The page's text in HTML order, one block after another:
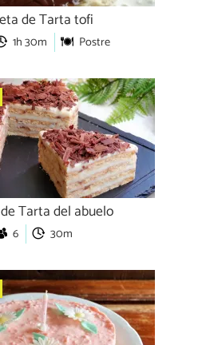
de Tarta tofi
1h 30m Postre
Tarta del abuelo
6 30m